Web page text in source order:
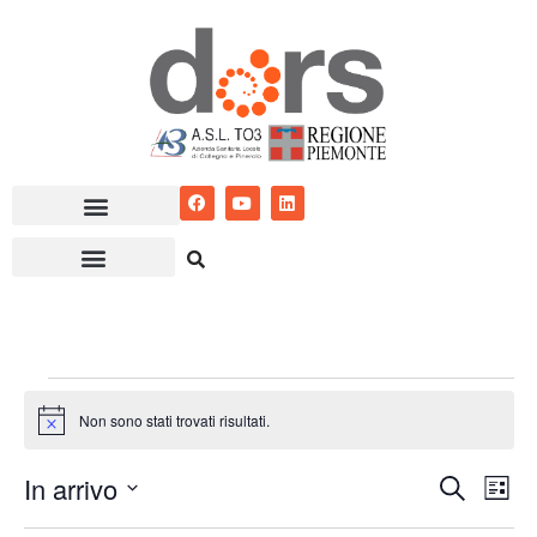
Notice Non sono stati trovati risultati.
Eventi
Cerca
Lista
In arrivo